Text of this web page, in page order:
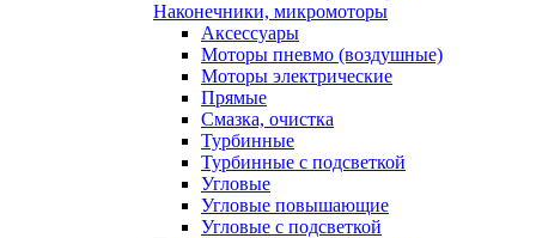
Наконечники, микромоторы
Аксессуары
Моторы пневмо (воздушные)
Моторы электрические
Прямые
Смазка, очистка
Турбинные
Турбинные с подсветкой
Угловые
Угловые повышающие
Угловые с подсветкой